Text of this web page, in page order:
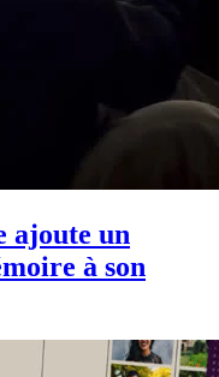
ajoute un
à son